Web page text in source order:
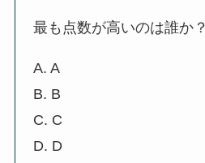
最も点数が高いのは誰か？
A. A
B. B
C. C
D. D